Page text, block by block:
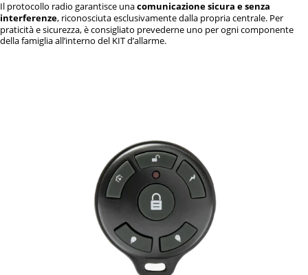
Il protocollo radio garantisce unacomunicazione sicura e senza
interferenze, riconosciuta esclusivamente dalla propria centrale. Per
praticità e sicurezza, è consigliato prevederne uno per ogni componente
della famiglia all’interno del KIT d’allarme.